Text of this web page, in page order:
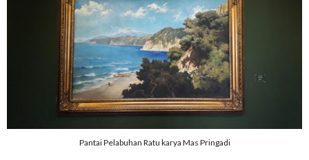
Pantai Pelabuhan Ratu karya Mas Pringadi